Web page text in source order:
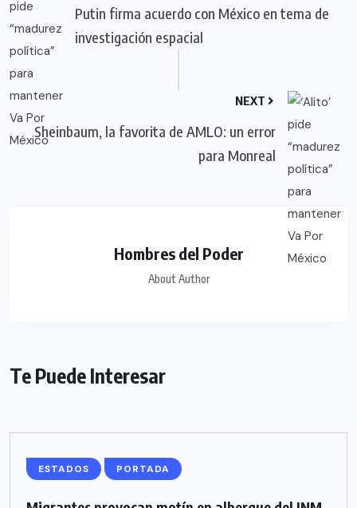
Putin firma acuerdo con México en tema de
investigación espacial
NEXT
Sheinbaum, la favorita de AMLO: un error
para Monreal
Hombres del Poder
About Author
Te Puede Interesar
ESTADOS PORTADA